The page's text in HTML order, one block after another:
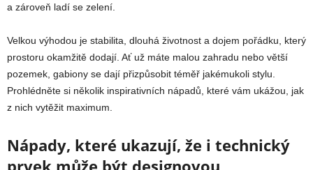
a zároveň ladí se zelení.
Velkou výhodou je stabilita, dlouhá životnost a dojem pořádku, který
prostoru okamžitě dodají. Ať už máte malou zahradu nebo větší
pozemek, gabiony se dají přizpůsobit téměř jakémukoli stylu.
Prohlédněte si několik inspirativních nápadů, které vám ukážou, jak
z nich vytěžit maximum.
Nápady, které ukazují, že i technický